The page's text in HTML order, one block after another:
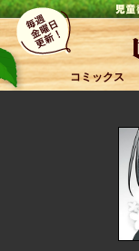
コミックス